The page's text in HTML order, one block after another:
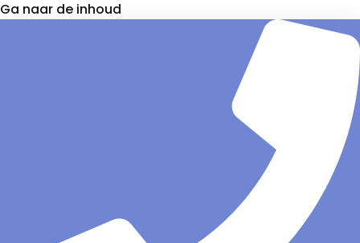
Ga naar de inhoud